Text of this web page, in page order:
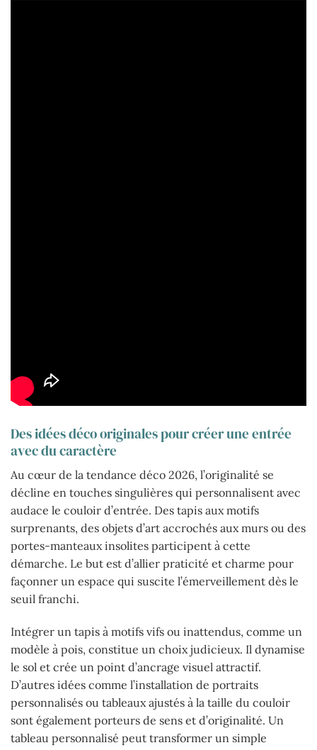
Des idées déco originales pour créer une entrée
avec du caractère
Au cœur de la tendance déco 2026, l’originalité se
décline en touches singulières qui personnalisent avec
audace le couloir d’entrée. Des tapis aux motifs
surprenants, des objets d’art accrochés aux murs ou des
portes-manteaux insolites participent à cette
démarche. Le but est d’allier praticité et charme pour
façonner un espace qui suscite l’émerveillement dès le
seuil franchi.
Intégrer un tapis à motifs vifs ou inattendus, comme un
modèle à pois, constitue un choix judicieux. Il dynamise
le sol et crée un point d’ancrage visuel attractif.
D’autres idées comme l’installation de portraits
personnalisés ou tableaux ajustés à la taille du couloir
sont également porteurs de sens et d’originalité. Un
tableau personnalisé peut transformer un simple